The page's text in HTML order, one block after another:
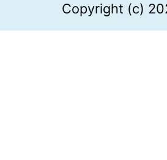
Copyright (c)